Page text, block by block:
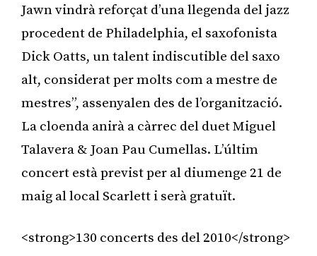
Jawn vindrà reforçat d’una llegenda del jazz
procedent de Philadelphia, el saxofonista
Dick Oatts, un talent indiscutible del saxo
alt, considerat per molts com a mestre de
mestres”, assenyalen des de l’organització.
La cloenda anirà a càrrec del duet Miguel
Talavera & Joan Pau Cumellas. L’últim
concert està previst per al diumenge 21 de
maig al local Scarlett i serà gratuït.
<strong>130 concerts des del 2010</strong>